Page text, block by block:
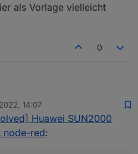
als Vorlage vielleicht
0
NICHTdie FusionSolar App.
Apps!
hat sich leider
(Hardware Defekt), deshalb
richtig darauf zugreifen...
wenn ich vor dem
14:07
Huawei SUN2000
node-red: